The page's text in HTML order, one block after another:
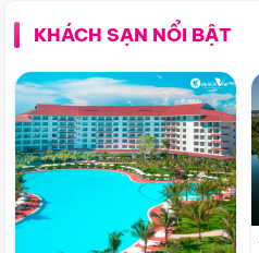
KHÁCH SẠN NỔI BẬT